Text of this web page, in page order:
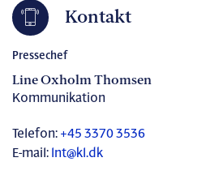
Kontakt
Pressechef
Line Oxholm Thomsen
Kommunikation
Telefon: +45 3370 3536
E-mail: lnt@kl.dk